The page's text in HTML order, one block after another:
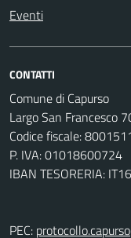
Eventi
CONTATTI
Comune di Capurso
Largo San Francesco
Codice fiscale:
P. IVA: 01018600724
IBAN TESORERIA:
PEC: